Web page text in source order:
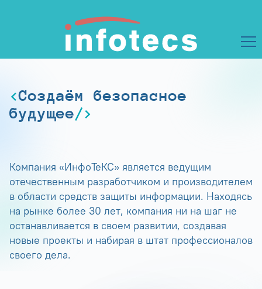
Создаём безопасное
будущее
Компания «ИнфоТеКС» является ведущим
отечественным разработчиком и производителем
в области средств защиты информации. Находясь
на рынке более 30 лет, компания ни на шаг не
останавливается в своем развитии, создавая
новые проекты и набирая в штат профессионалов
своего дела.